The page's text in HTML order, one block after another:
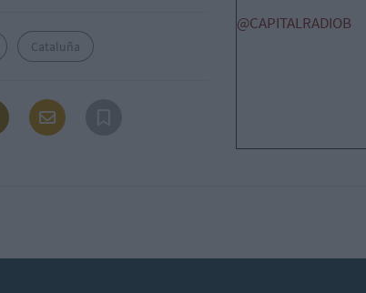
Cataluña
@CAPITALRADIOB